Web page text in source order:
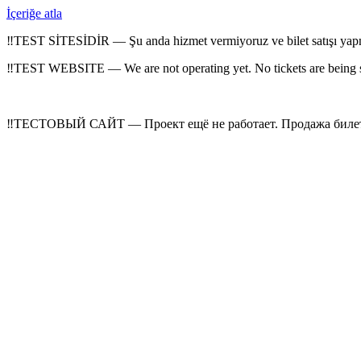
İçeriğe atla
‼TEST SİTESİDİR — Şu anda hizmet vermiyoruz ve bilet satışı
‼TEST WEBSITE — We are not operating yet. No tickets are being
‼ТЕСТОВЫЙ САЙТ — Проект ещё не работает. Продажа